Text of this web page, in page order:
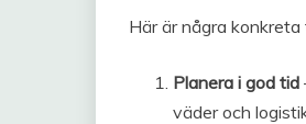
Här är några
Planera i god tid
väder och